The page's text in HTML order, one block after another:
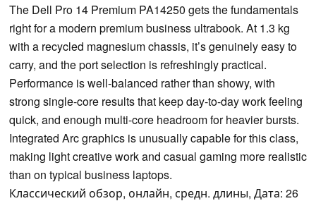
The Dell Pro 14 Premium PA14250 gets the fundamentals
right for a modern premium business ultrabook. At 1.3 kg
with a recycled magnesium chassis, it’s genuinely easy to
carry, and the port selection is refreshingly practical.
Performance is well-balanced rather than showy, with
strong single-core results that keep day-to-day work feeling
quick, and enough multi-core headroom for heavier bursts.
Integrated Arc graphics is unusually capable for this class,
making light creative work and casual gaming more realistic
than on typical business laptops.
Классический обзор, онлайн, средн. длины, Дата: 26